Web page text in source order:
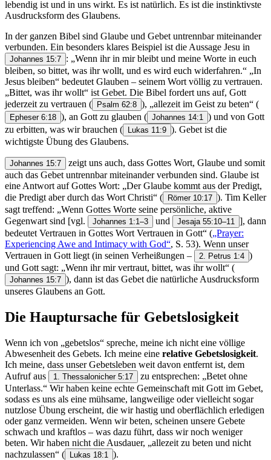
lebendig ist und in uns wirkt. Es ist natürlich. Es ist die instinktivste
Ausdrucksform des Glaubens.
In der ganzen Bibel sind Glaube und Gebet untrennbar miteinander
verbunden. Ein besonders klares Beispiel ist die Aussage Jesu in
Johannes 15:7 : „Wenn ihr in mir bleibt und meine Worte in euch
bleiben, so bittet, was ihr wollt, und es wird euch widerfahren.“ „In
Jesus bleiben“ bedeutet Glauben – seinem Wort völlig zu vertrauen.
„Bittet, was ihr wollt“ ist Gebet. Die Bibel fordert uns auf, Gott
jederzeit zu vertrauen ( Psalm 62:8 ), „allezeit im Geist zu beten“ (
Epheser 6:18 ), an Gott zu glauben ( Johannes 14:1 ) und von Gott
zu erbitten, was wir brauchen ( Lukas 11:9 ). Gebet ist die
wichtigste Übung des Glaubens.
Johannes 15:7
zeigt uns auch, dass Gottes Wort, Glaube und somit
auch das Gebet untrennbar miteinander verbunden sind. Glaube ist
eine Antwort auf Gottes Wort: „Der Glaube kommt aus der Predigt,
die Predigt aber durch das Wort Christi“ ( Römer 10:17 ). Tim Keller
sagt treffend: „Wenn Gottes Worte seine persönliche, aktive
Gegenwart sind [vgl.
Johannes 1:1–3 und Jesaja 55:10–11 ], dann
bedeutet Vertrauen in Gottes Wort Vertrauen in Gott“ („Prayer:
Experiencing Awe and Intimacy with God“, S. 53). Wenn unser
Vertrauen in Gott liegt (in seinen Verheißungen –
2. Petrus 1:4 )
und Gott sagt: „Wenn ihr mir vertraut, bittet, was ihr wollt“ (
Johannes 15:7 ), dann ist das Gebet die natürliche Ausdrucksform
unseres Glaubens an Gott.
Die Hauptursache für Gebetslosigkeit
Wenn ich von „gebetslos“ spreche, meine ich nicht eine völlige
Abwesenheit des Gebets. Ich meine eine relative Gebetslosigkeit.
Ich meine, dass unser Gebetsleben weit davon entfernt ist, dem
Aufruf aus
1. Thessalonicher 5:17
zu entsprechen: „Betet ohne
Unterlass.“ Wir haben keine echte Gemeinschaft mit Gott im Gebet,
sodass es uns als eine mühsame, langweilige oder vielleicht sogar
nutzlose Übung erscheint, die wir hastig und oberflächlich erledigen
oder ganz vermeiden. Wenn wir beten, scheinen unsere Gebete
schwach und kraftlos – was dazu führt, dass wir noch weniger
beten. Wir haben nicht die Ausdauer, „allezeit zu beten und nicht
nachzulassen“ ( Lukas 18:1 ).